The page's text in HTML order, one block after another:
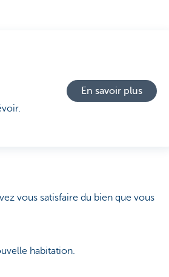
En savoir plus
vous satisfaire du bien que vous
habitation.